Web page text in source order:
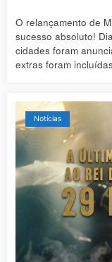
O relançamento de
sucesso absoluto!
cidades foram
extras foram
Notícias